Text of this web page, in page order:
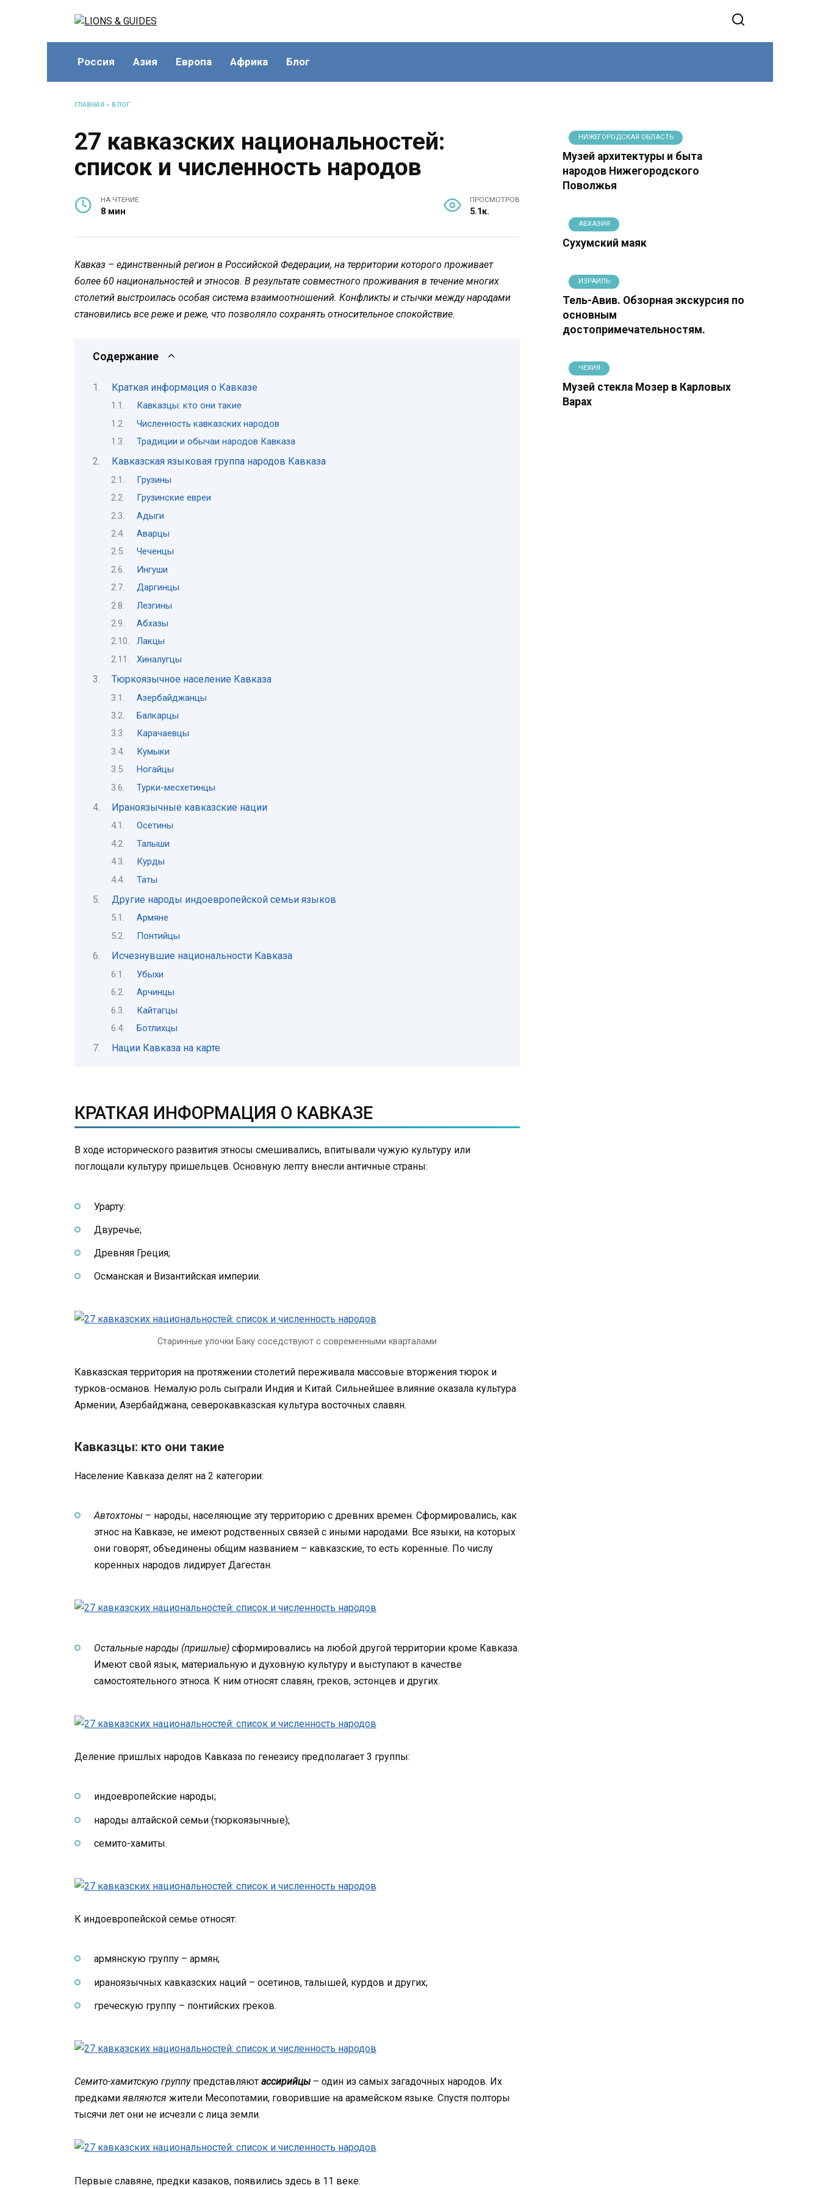
Россия Азия Европа Африка Блог
ГЛАВНАЯ » БЛОГ
27 кавказских национальностей:
список и численность народов
НА ЧТЕНИЕ
8 мин
ПРОСМОТРОВ
5.1к.
Кавказ – единственный регион в Российской Федерации, на территории которого проживает
более 60 национальностей и этносов. В результате совместного проживания в течение многих
столетий выстроилась особая система взаимоотношений. Конфликты и стычки между народами
становились все реже и реже, что позволяло сохранять относительное спокойствие.
Содержание
Краткая информация о Кавказе
Кавказцы: кто они такие
Численность кавказских народов
Традиции и обычаи народов Кавказа
Кавказская языковая группа народов Кавказа
Грузины
Грузинские евреи
Адыги
Аварцы
Чеченцы
Ингуши
Даргинцы
Лезгины
Абхазы
Лакцы
Хиналугцы
Тюркоязычное население Кавказа
Азербайджанцы
Балкарцы
Карачаевцы
Кумыки
Ногайцы
Турки-месхетинцы
Ираноязычные кавказские нации
Осетины
Талыши
Курды
Таты
Другие народы индоевропейской семьи языков
Армяне
Понтийцы
Исчезнувшие национальности Кавказа
Убыхи
Арчинцы
Кайтагцы
Ботлихцы
Нации Кавказа на карте
КРАТКАЯ ИНФОРМАЦИЯ О КАВКАЗЕ
В ходе исторического развития этносы смешивались, впитывали чужую культуру или
поглощали культуру пришельцев. Основную лепту внесли античные страны:
Урарту:
Двуречье;
Древняя Греция;
Османская и Византийская империи.
Старинные улочки Баку соседствуют с современными кварталами
Кавказская территория на протяжении столетий переживала массовые вторжения тюрок и
турков-османов. Немалую роль сыграли Индия и Китай. Сильнейшее влияние оказала культура
Армении, Азербайджана, северокавказская культура восточных славян.
Кавказцы: кто они такие
Население Кавказа делят на 2 категории:
Автохтоны – народы, населяющие эту территорию с древних времен. Сформировались, как
этнос на Кавказе, не имеют родственных связей с иными народами. Все языки, на которых
они говорят, объединены общим названием – кавказские, то есть коренные. По числу
коренных народов лидирует Дагестан.
Остальные народы (пришлые) сформировались на любой другой территории кроме Кавказа.
Имеют свой язык, материальную и духовную культуру и выступают в качестве
самостоятельного этноса. К ним относят славян, греков, эстонцев и других.
Деление пришлых народов Кавказа по генезису предполагает 3 группы:
индоевропейские народы;
народы алтайской семьи (тюркоязычные);
семито-хамиты.
К индоевропейской семье относят:
армянскую группу – армян;
ираноязычных кавказских наций – осетинов, талышей, курдов и других;
греческую группу – понтийских греков.
Семито-хамитскую группупредставляют ассирийцы – один из самых загадочных народов. Их
предкамиявляются жители Месопотамии, говорившие на арамейском языке. Спустя полторы
тысячи лет они не исчезли с лица земли.
Первые славяне, предки казаков, появились здесь в 11 веке.
НИЖЕГОРОДСКАЯ ОБЛАСТЬ
Музей архитектуры и быта
народов Нижегородского
Поволжья
АБХАЗИЯ
Сухумский маяк
ИЗРАИЛЬ
Тель-Авив. Обзорная экскурсия по
основным
достопримечательностям.
ЧЕХИЯ
Музей стекла Мозер в Карловых
Варах